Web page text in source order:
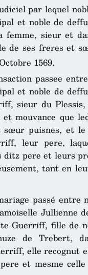
par lequel
et noble de
femme, sieur et
ses freres et
1569.
passee
et noble de
sieur du
mouvance que
puisnes, et
leur pere,
ditz pere et leurs
tant en
passé entre
Jullienne
Guerriff, fille de
de Trebert,
elle recognut
et mesme